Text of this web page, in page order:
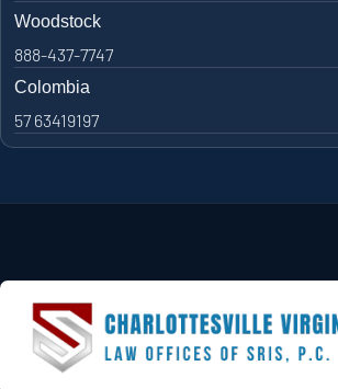
Woodstock
888-437-7747
Colombia
57 63419197